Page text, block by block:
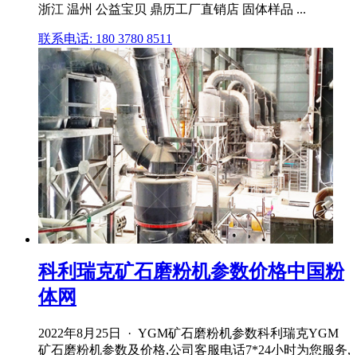
浙江 温州 公益宝贝 鼎历工厂直销店 固体样品 ...
联系电话: 180 3780 8511
科利瑞克矿石磨粉机参数价格中国粉
体网
2022年8月25日 · YGM矿石磨粉机参数科利瑞克YGM
矿石磨粉机参数及价格,公司客服电话7*24小时为您服务,